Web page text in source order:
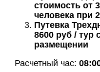
стоимость от
человека при
Путевка
8600 руб / тур
размещении
Расчетный час: